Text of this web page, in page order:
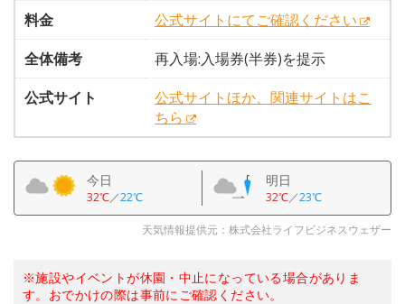
料金
公式サイトにてご確認ください
全体備考
再入場:入場券(半券)を提示
公式サイト
公式サイトほか、関連サイトはこ
ちら
今日
32℃／22℃
明日
32℃／23℃
天気情報提供元：株式会社ライフビジネスウェザー
※施設やイベントが休園・中止になっている場合がありま
す。おでかけの際は事前にご確認ください。